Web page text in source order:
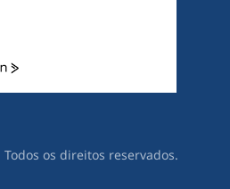
os direitos reservados.